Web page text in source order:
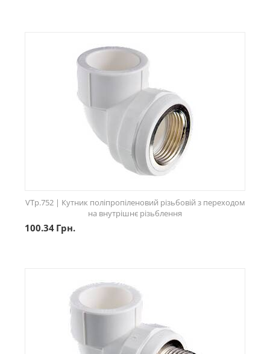
VTp.752 | Кутник поліпропіленовий різьбовій з переходом
на внутрішнє різьблення
100.34 Грн.